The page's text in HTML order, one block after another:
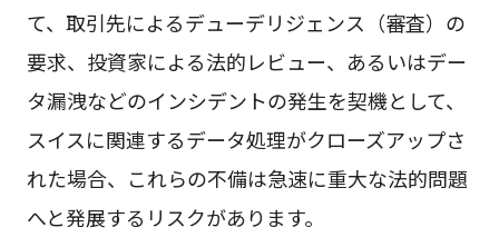
て、取引先によるデューデリジェンス（審査）の
要求、投資家による法的レビュー、あるいはデー
タ漏洩などのインシデントの発生を契機として、
スイスに関連するデータ処理がクローズアップさ
れた場合、これらの不備は急速に重大な法的問題
へと発展するリスクがあります。